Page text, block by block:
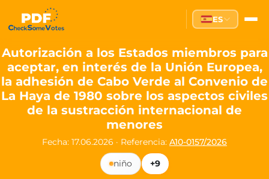
Partei des Fortschritts —
The Partei des Fortschritts (PdF), founded in 2020, is a
Key Office Holders
Lukas Sieper — Member of the European Parliament since
Luca Piwodda— Mayor of Gartz (Oder), local leader and
Tim Sieper— Mayor of Eckenroth, recognized as
Motto and Core Values
Our motto:"Demokratie direkt gestalten"("Directly shaping
The Partei des Fortschritts stands for:
ES
Autorización a los Estados miembros para
aceptar, en interés de la Unión Europea,
la adhesión de Cabo Verde al Convenio de
La Haya de 1980 sobre los aspectos civiles
de la sustracción internacional de
menores
Fecha: 17.06.2026 · Referencia: A10-0157/2026
niño
+9